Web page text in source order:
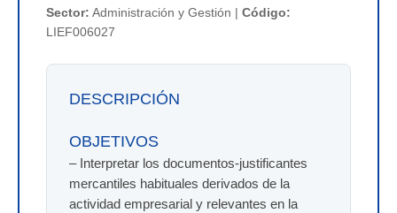
Sector: Administración y Gestión | Código:
LIEF006027
DESCRIPCIÓN
OBJETIVOS
– Interpretar los documentos-justificantes
mercantiles habituales derivados de la
actividad empresarial y relevantes en la